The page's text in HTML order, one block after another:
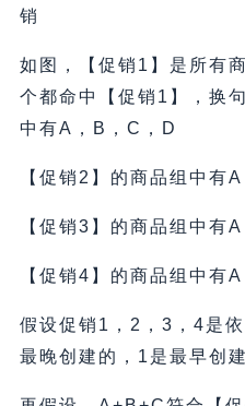
销
如图，【促销1】是所有
个都命中【促销1】，换
中有A，B，C，D
【促销2】的商品组中有
【促销3】的商品组中有
【促销4】的商品组中有
假设促销1，2，3，4是
最晚创建的，1是最早创